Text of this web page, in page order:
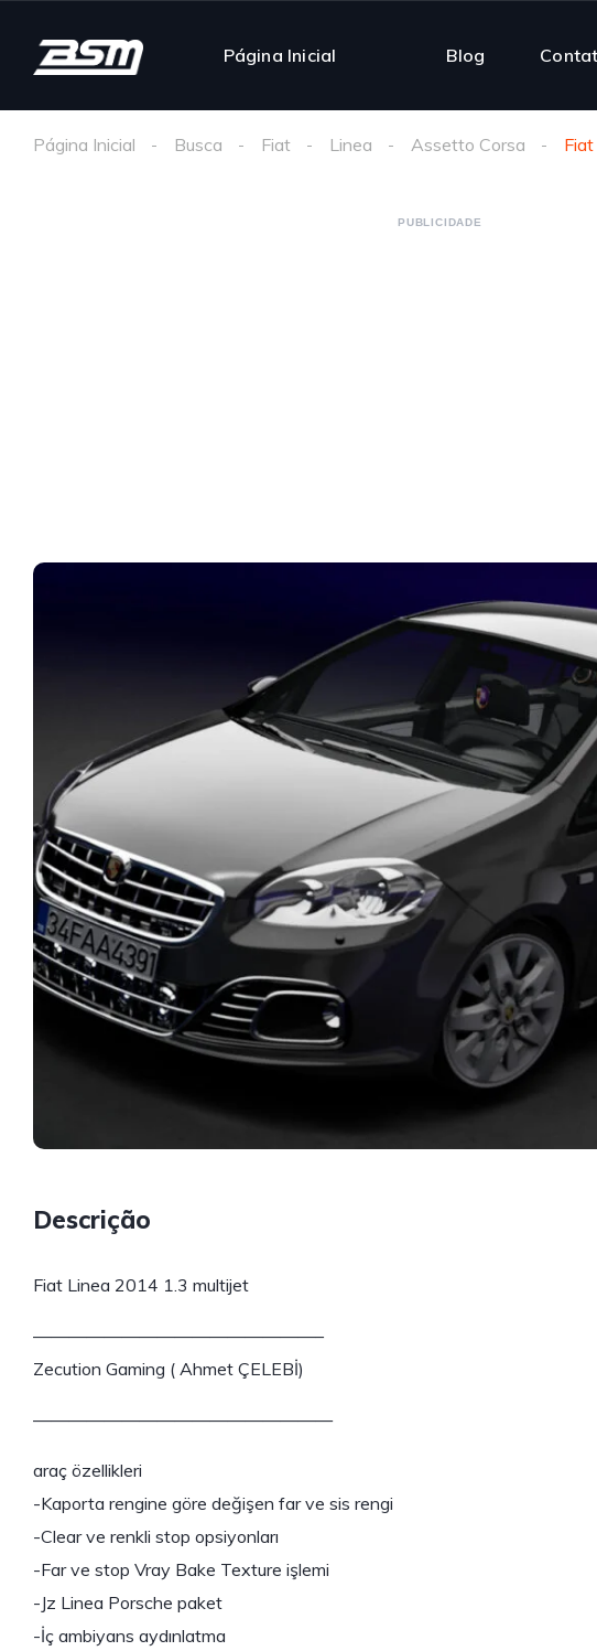
Página Inicial Blog
Página Inicial Busca Fiat Linea Assetto Corsa
PUBLICIDADE
Descrição
Fiat Linea 2014 1.3 multijet
————————————————–
Zecution Gaming ( Ahmet ÇELEBİ)
—————————————————
araç özellikleri
-Kaporta rengine göre değişen far ve sis rengi
-Clear ve renkli stop opsiyonları
-Far ve stop Vray Bake Texture işlemi
-Jz Linea Porsche paket
-İç ambiyans aydınlatma